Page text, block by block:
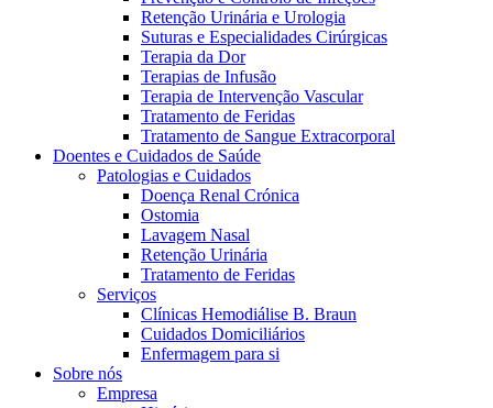
Em diálogo com a B. Braun. Entre em contacto connosco
Retenção Urinária e Urologia
Suturas e Especialidades Cirúrgicas
Terapia da Dor
Terapias de Infusão
Terapia de Intervenção Vascular
Tratamento de Feridas
Tratamento de Sangue Extracorporal
Doentes e Cuidados de Saúde
Patologias e Cuidados
Doença Renal Crónica
Ostomia
Lavagem Nasal
Retenção Urinária
Tratamento de Feridas
Serviços
Clínicas Hemodiálise B. Braun
Cuidados Domiciliários
Enfermagem para si
Sobre nós
Empresa